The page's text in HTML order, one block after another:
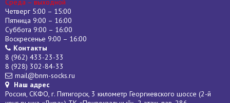
Среда – выходной
Четверг 5:00 – 15:00
Пятница 9:00 – 16:00
Суббота 9:00 – 16:00
Воскресенье 9:00 – 16:00
Контакты
8 (962) 433-23-33
8 (928) 302-84-33
mail@bnm-socks.ru
Наш адрес
Россия, СКФО, г. Пятигорск, 3 километр Георгиевского шоссе (2-й